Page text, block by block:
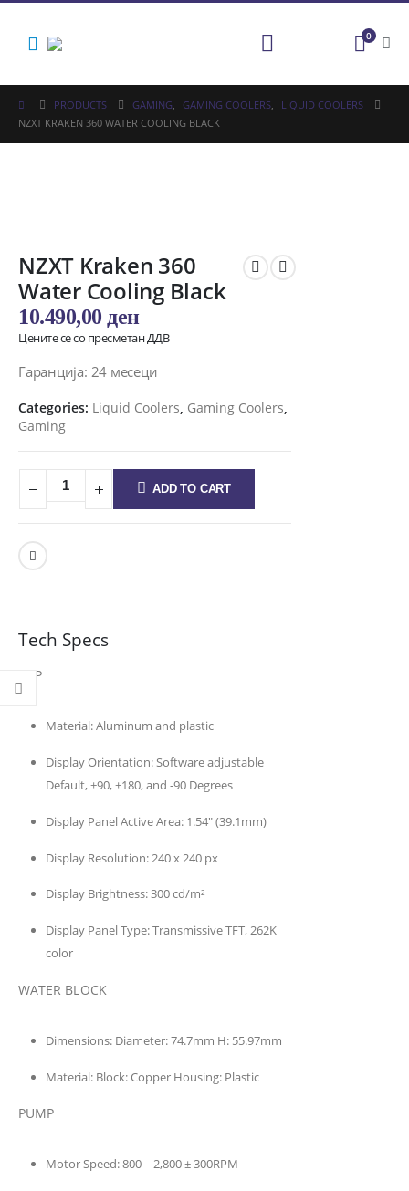
0
PRODUCTS GAMING, GAMING COOLERS,
LIQUID COOLERS
NZXT KRAKEN 360 WATER COOLING BLACK
NZXT Kraken 360
Water Cooling Black
10.490,00 ден
Цените се со пресметан ДДВ
Гаранција: 24 месеци
Categories: Liquid Coolers, Gaming Coolers,
Gaming
ADD TO CART
Tech Specs
CAP
Material: Aluminum and plastic
Display Orientation: Software adjustable
Default, +90, +180, and -90 Degrees
Display Panel Active Area: 1.54″ (39.1mm)
Display Resolution: 240 x 240 px
Display Brightness: 300 cd/m²
Display Panel Type: Transmissive TFT, 262K
color
WATER BLOCK
Dimensions: Diameter: 74.7mm H: 55.97mm
Material: Block: Copper Housing: Plastic
PUMP
Motor Speed: 800 – 2,800 ± 300RPM